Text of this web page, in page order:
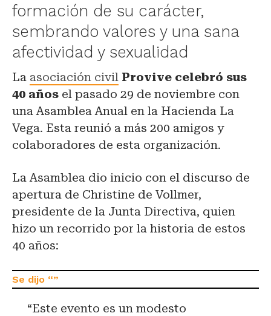
formación de su carácter,
sembrando valores y una sana
afectividad y sexualidad
La asociación civil Provive celebró sus
40 años el pasado 29 de noviembre con
una Asamblea Anual en la Hacienda La
Vega. Esta reunió a más 200 amigos y
colaboradores de esta organización.
La Asamblea dio inicio con el discurso de
apertura de Christine de Vollmer,
presidente de la Junta Directiva, quien
hizo un recorrido por la historia de estos
40 años:
“Este evento es un modesto